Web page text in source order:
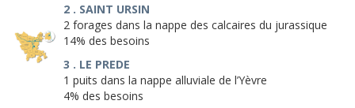
2 . SAINT URSIN
2 forages dans la nappe des calcaires du jurassique
14% des besoins
3 . LE PREDE
1 puits dans la nappe alluviale de l’Yèvre
4% des besoins